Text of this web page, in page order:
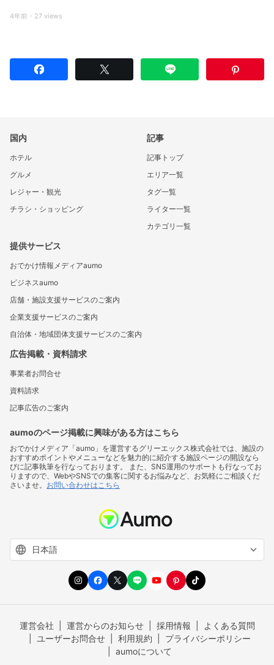
4年前・27 views
国内
ホテル
グルメ
レジャー・観光
チラシ・ショッピング
記事
記事トップ
エリア一覧
タグ一覧
ライター一覧
カテゴリ一覧
提供サービス
おでかけ情報メディアaumo
ビジネスaumo
店舗・施設支援サービスのご案内
企業支援サービスのご案内
自治体・地域団体支援サービスのご案内
広告掲載・資料請求
事業者お問合せ
資料請求
記事広告のご案内
aumoのページ掲載に興味がある方はこちら
おでかけメディア「aumo」を運営するグリーエックス株式会社では、施設の
おすすめポイントやメニューなどを魅力的に紹介する施設ページの開設なら
びに記事執筆を行なっております。 また、SNS運用のサポートも行なってお
りますので、WebやSNSでの集客に関するお悩みなど、お気軽にご相談くだ
さいませ。 お問い合わせはこちら
運営会社 運営からのお知らせ 採用情報
よくある質問
ユーザーお問合せ
利用規約
プライバシーポリシー
aumoについて